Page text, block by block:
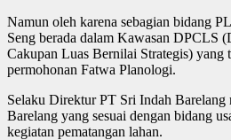
Namun oleh karena sebagian bidang
Seng berada dalam Kawasan DPCLS
Cakupan Luas Bernilai Strategis) yang
permohonan Fatwa Planologi.
Selaku Direktur PT Sri Indah Barelang
Barelang yang sesuai dengan bidang
kegiatan pematangan lahan.